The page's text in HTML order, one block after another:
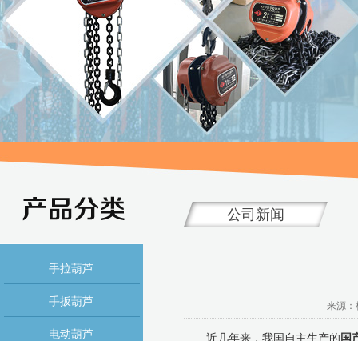
手拉葫芦
手扳葫芦
电动葫芦
公司新闻
来源：
近几年来，我国自主生产的国